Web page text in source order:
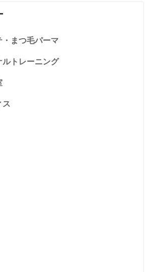
・まつ毛パーマ
ルトレーニング
ス